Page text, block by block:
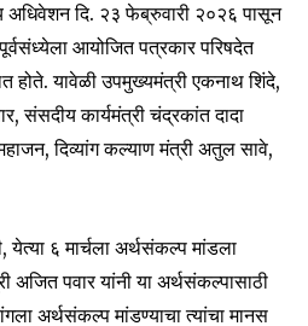
अधिवेशन दि. २३ फेब्रुवारी २०२६ पासून
आयोजित पत्रकार परिषदेत
होते. यावेळी उपमुख्यमंत्री एकनाथ शिंदे,
संसदीय कार्यमंत्री चंद्रकांत दादा
दिव्यांग कल्याण मंत्री अतुल सावे,
६ मार्चला अर्थसंकल्प मांडला
पवार यांनी या अर्थसंकल्पासाठी
अर्थसंकल्प मांडण्याचा त्यांचा मानस